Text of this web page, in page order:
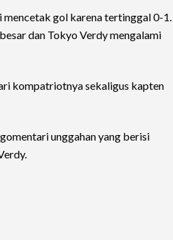
mencetak gol karena tertinggal 0-1.
dan Tokyo Verdy mengalami
kompatriotnya sekaligus kapten
unggahan yang berisi